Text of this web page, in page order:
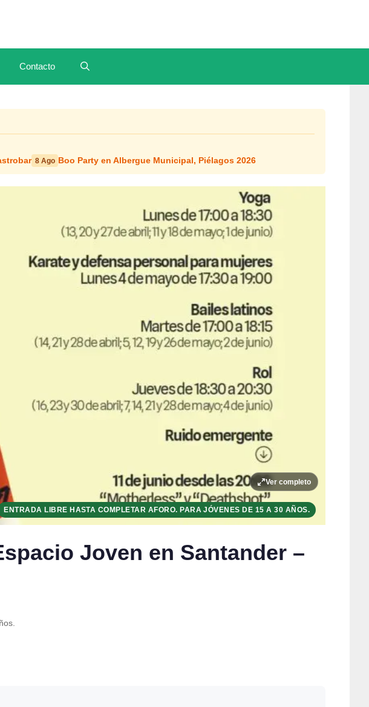
Contacto
8 Ago Boo Party en Albergue Municipal, Piélagos 2026
Ver completo
ENTRADA LIBRE HASTA COMPLETAR AFORO. PARA JÓVENES DE 15 A 30 AÑOS.
Joven en Santander –